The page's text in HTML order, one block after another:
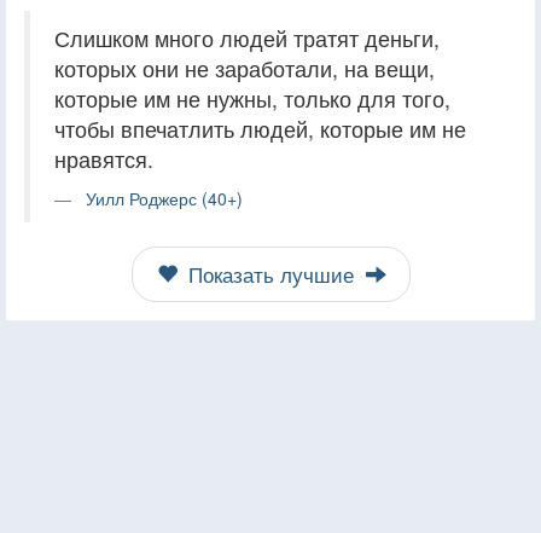
Слишком много людей тратят деньги,
которых они не заработали, на вещи,
которые им не нужны, только для того,
чтобы впечатлить людей, которые им не
нравятся.
Уилл Роджерс (40+)
Показать лучшие